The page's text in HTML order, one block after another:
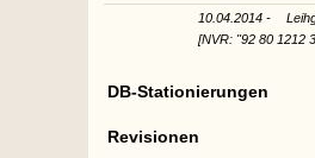
10.04.2014 -
[NVR: "92 80 1212
DB-Stationierungen
Revisionen